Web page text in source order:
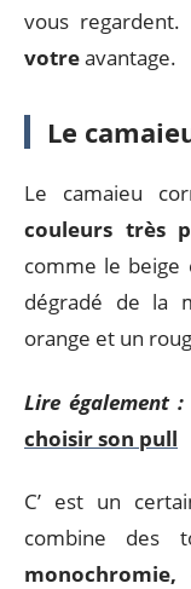
vous regardent.
votreavantage.
Le
Le camaieu
couleurs très
comme le beige
dégradé de la
orange et un
Lire également :
choisir son pull
C’ est un
combine des